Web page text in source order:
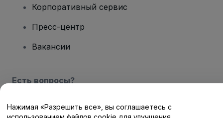
Корпоративный сервис
Пресс-центр
Вакансии
Есть вопросы?
Центр помощи / Свяжитесь с нами
Нажимая «Разрешить все», вы соглашаетесь с